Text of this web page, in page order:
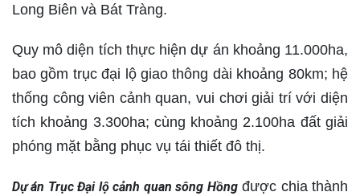
Long Biên và Bát Tràng.
Quy mô diện tích thực hiện dự án khoảng 11.000ha,
bao gồm trục đại lộ giao thông dài khoảng 80km; hệ
thống công viên cảnh quan, vui chơi giải trí với diện
tích khoảng 3.300ha; cùng khoảng 2.100ha đất giải
phóng mặt bằng phục vụ tái thiết đô thị.
Dự án Trục Đại lộ cảnh quan sông Hồngđược chia thành